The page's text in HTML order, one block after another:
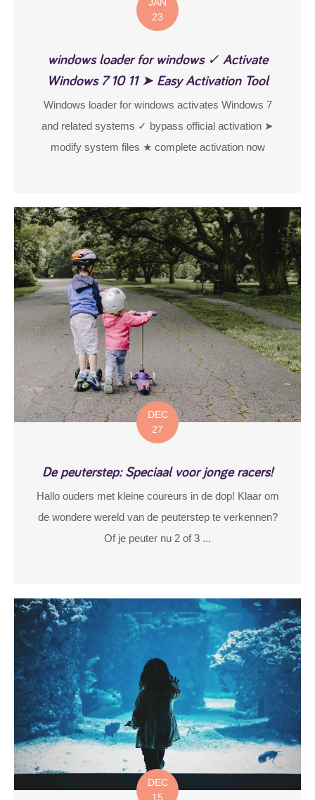
23
windows loader for windows ✓ Activate
Windows 7 10 11 ➤ Easy Activation Tool
Windows loader for windows activates Windows 7
and related systems ✓ bypass official activation ➤
modify system files ★ complete activation now
DEC
27
De peuterstep: Speciaal voor jonge racers!
Hallo ouders met kleine coureurs in de dop! Klaar om
de wondere wereld van de peuterstep te verkennen?
Of je peuter nu 2 of 3 ...
DEC
15